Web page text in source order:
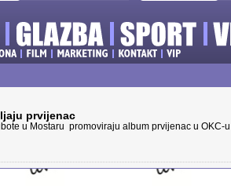
prvijenac
u Mostaru promoviraju album prvijenac u OKC-u